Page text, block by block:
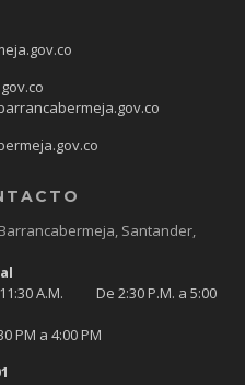
Santander,
11:30 A.M. De 2:30 P.M. a 5:00
PM a 4:00 PM